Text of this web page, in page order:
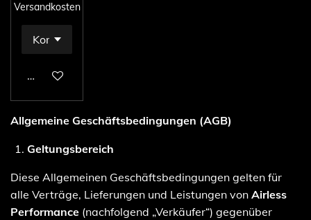
Versandkosten
In den Warenkorb
Allgemeine Geschäftsbedingungen (AGB)
Geltungsbereich
Diese Allgemeinen Geschäftsbedingungen gelten für
alle Verträge, Lieferungen und Leistungen von Airless
Performance (nachfolgend „Verkäufer“) gegenüber